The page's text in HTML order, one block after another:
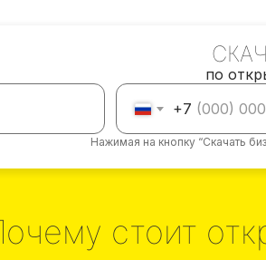
по
+7
Нажимая на кнопку “Скачать
стоит